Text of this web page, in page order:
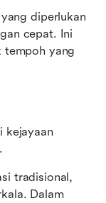
diperlukan
cepat. Ini
tempoh yang
kejayaan
tradisional,
Dalam